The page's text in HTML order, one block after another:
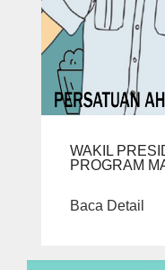
WAKIL
PROGRAM
Baca Detail